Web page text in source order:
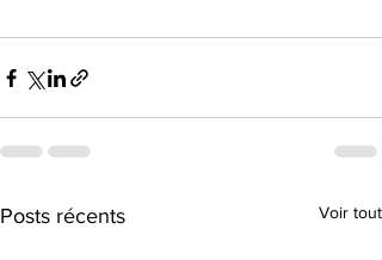
Posts récents Voir tout